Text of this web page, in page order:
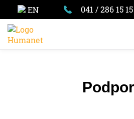
EN 041 / 286 15 15